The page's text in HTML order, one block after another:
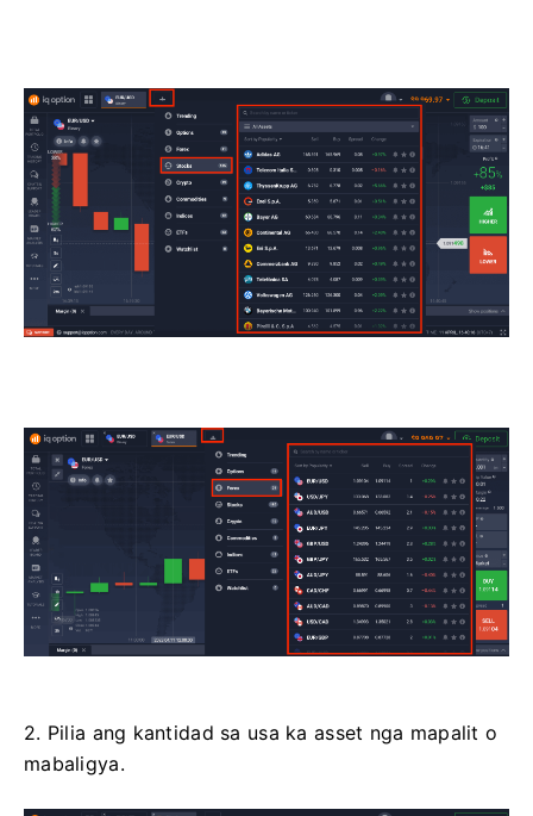
2. Pilia ang kantidad sa usa ka asset nga mapalit o
mabaligya.